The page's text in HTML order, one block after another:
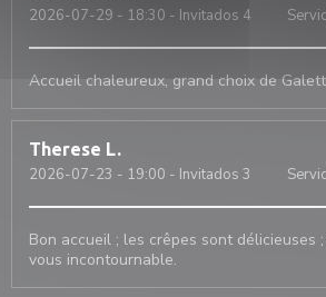
2026-07-29 - 18:30 - Invitados 4
Accueil chaleureux, grand choix de
Therese L
2026-07-23 - 19:00 - Invitados 3
Bon accueil ; les crêpes sont délicieuses
vous incontournable.